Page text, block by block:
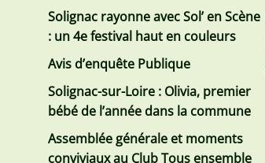
Solignac rayonne avec Sol’ en Scène
: un 4e festival haut en couleurs
Avis d’enquête Publique
Solignac-sur-Loire : Olivia, premier
bébé de l’année dans la commune
Assemblée générale et moments
conviviaux au Club Tous ensemble